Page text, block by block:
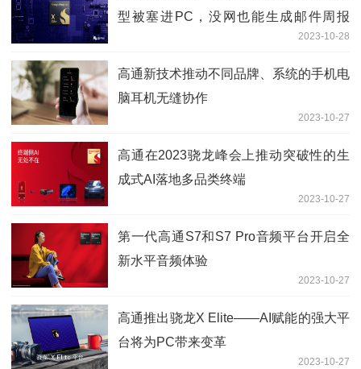
型被塞进PC，没网也能生成邮件周报
2023-10-28
高通新技术推动不同品牌、系统的手机电
脑耳机无缝协作
2023-10-27
高通在2023骁龙峰会上推动突破性的生
成式AI落地多品类终端
2023-10-27
第一代高通S7和S7 Pro音频平台开启全
新水平音频体验
2023-10-27
高通推出骁龙X Elite——AI赋能的强大平
台将为PC带来变革
2023-10-27